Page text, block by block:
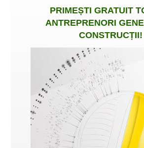
PRIMEȘTI GRATUIT
ANTREPRENORI
CONSTRUCȚII!